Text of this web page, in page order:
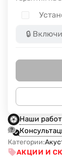
Наши
Категории:
АКЦИИ И